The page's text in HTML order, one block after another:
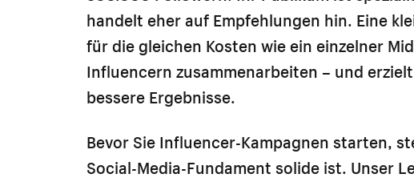
handelt eher auf Empfehlungen hin. Eine
für die gleichen Kosten wie ein einzelner
Influencern zusammenarbeiten – und
bessere Ergebnisse.
Bevor Sie Influencer-Kampagnen starten,
Social-Media-Fundament solide ist. Unser